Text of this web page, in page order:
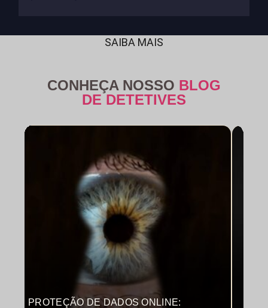
SAIBA MAIS
CONHEÇA NOSSO BLOG
DE DETETIVES
PROTEÇÃO DE DADOS ONLINE: